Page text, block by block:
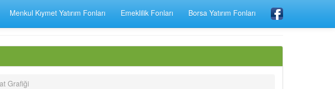
Menkul Kıymet Yatırım Fonları Emeklilik Fonları Borsa Yatırım Fonları
Grafiği